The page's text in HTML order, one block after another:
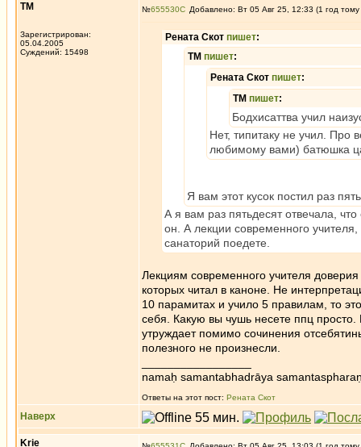
ТМ
Зарегистрирован:
05.04.2005
Суждений: 15498
№655530 Добавлено: Вт 05 Авг 25, 12:33 (1 год тому
Рената Скот пишет:
ТМ пишет:
Рената Скот пишет:
ТМ пишет:
Бодхисаттва учил
Нет, типитаку не учил. Про
любимому вами) батюшка
Я вам этот кусок постил раз
А я вам раз пятьдесят отвечала, что
он. А лекции современного
санаторий поедете.
Лекциям современного учителя
которых читал в каноне. Не
10 парамитах и учило 5 правилам, то
себя. Какую вы чушь несете ппц
утруждает помимо сочинения
полезного не произнесли.
namaḥ samantabhadrāya
Ответы на этот пост: Рената Скот
Наверх
Krie